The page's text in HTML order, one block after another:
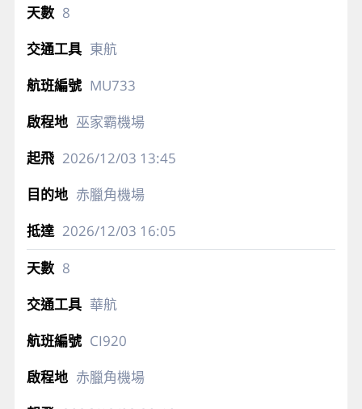
8
東航
MU733
巫家霸機場
2026/12/03 13:45
赤臘角機場
2026/12/03 16:05
8
華航
CI920
赤臘角機場